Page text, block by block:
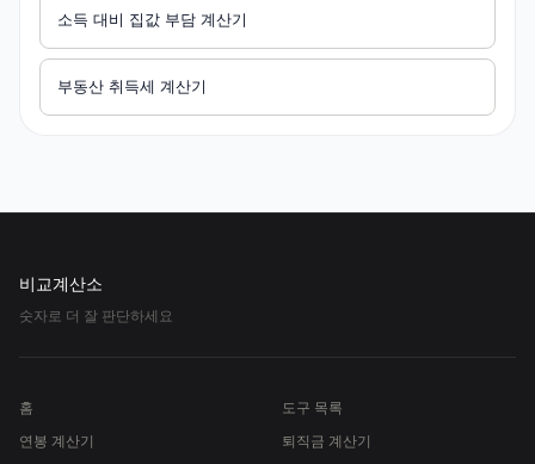
소득 대비 집값 부담 계산기
부동산 취득세 계산기
비교계산소
숫자로 더 잘 판단하세요
홈
도구 목록
연봉 계산기
퇴직금 계산기